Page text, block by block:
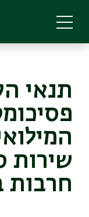
main
תנאי
שירות
חרבות